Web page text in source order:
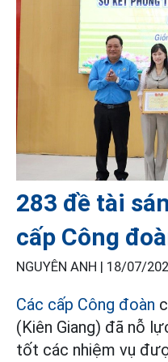
283 đề tài
cấp Công
NGUYÊN ANH | 18/07/
Các cấp Công đoàn
(Kiên Giang) đã nỗ
tốt các nhiệm vụ